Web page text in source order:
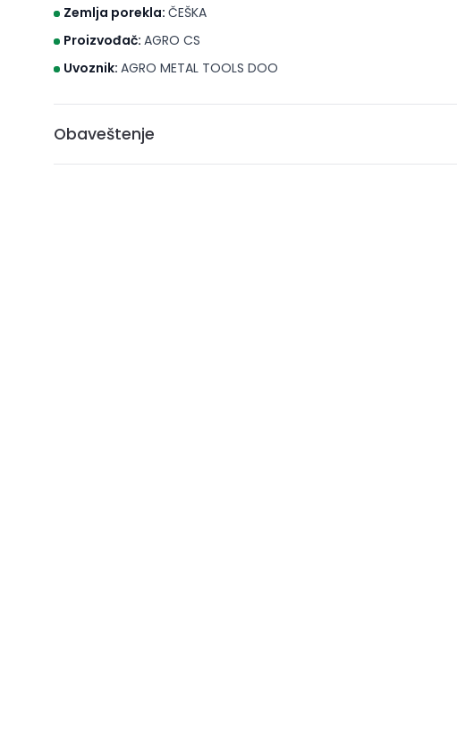
Zemlja porekla: ČEŠKA
Proizvođač: AGRO CS
Uvoznik: AGRO METAL TOOLS DOO
Obaveštenje